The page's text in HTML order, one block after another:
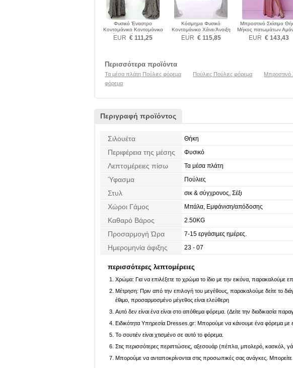
Φυσικό Έναστρο
Κοντομάνικο Κοντομάνικο
Πούλιες Πούλιες φόρεμα
EUR € 111,25
Κόσμημα Φυσικό
Κοντομάνικο Χάνει Άνοιξη
Μακρύ Πούλιες φόρεμα
EUR € 115,85
Μπροστινό Σκίσιμο
Μήκος πατωμάτων
Πούλιες φόρεμα
EUR € 143,43
Περισσότερα προϊόντα
Τα μέσα πλάτη Πούλιες φόρεμα Πούλιες Πούλιες φόρεμα Μπροστινό
φόρεμα
Περιγραφή προϊόντος
Σιλουέτα Θήκη
Περιφέρεια της μέσης Φυσικό
Λεπτομέρειες πίσω Τα μέσα πλάτη
Ύφασμα Πούλιες
Στυλ σικ & σύγχρονος, Σέξι
Χώροι Γάμος Μπάλα, Εμφάνιση/απόδοσης
Καθαρό Βάρος 2.50KG
Προσαρμογή Ώρα 7-15 εργάσιμες ημέρες.
Ημερομηνία άφιξης 23 - 07
περισσότερες λεπτομέρειες
Χρώμα: Για να επιλέξετε το χρώμα το ίδιο με την εικόνα, παρακαλούμε
Μέτρηση: Πριν από την επιλογή του μεγέθους, παρακαλούμε δείτε το
έθιμο, προσαρμοσμένο μέγεθος είναι ελεύθερη
Αυτό δεν είναι ένα είναι στο απόθεμα φόρεμα. (Δείτε την διαδικασία
Ειδικότητα Υπηρεσία Dresses.gr: Μπορούμε να κάνουμε ένα φόρεμα με
Το σουτιέν είναι χτισμένο σε αυτό το φόρεμα.
Στις περισσότερες περιπτώσεις, αξεσουάρ (πέπλα, μπολερό, κασκόλ,
Μπορούμε να ανταποκρίνονται στις προσωπικές σας ανάγκες. Μπορείτε